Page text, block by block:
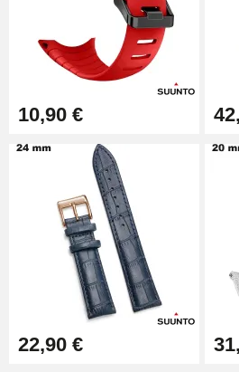
Outil Changement
Montre Professionnel
49,92 €
Outil Bracelet
7,90 €
Kit Réparation
10,90 €
22,90 €